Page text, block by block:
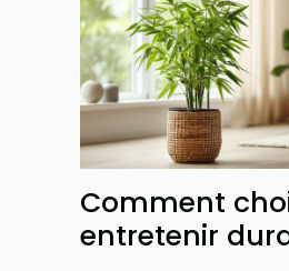
Comment
entretenir